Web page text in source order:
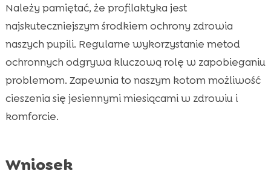
Należy pamiętać, że profilaktyka jest
najskuteczniejszym środkiem ochrony zdrowia
naszych pupili. Regularne wykorzystanie metod
ochronnych odgrywa kluczową rolę w zapobieganiu
problemom. Zapewnia to naszym kotom możliwość
cieszenia się jesiennymi miesiącami w zdrowiu i
komforcie.
Wniosek